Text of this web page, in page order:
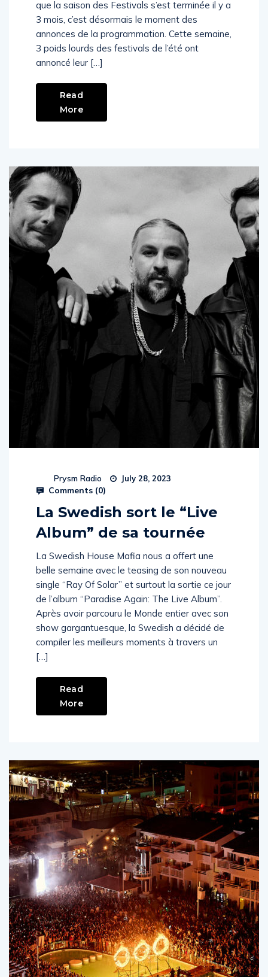
que la saison des Festivals s’est terminée il y a
3 mois, c’est désormais le moment des
annonces de la programmation. Cette semaine,
3 poids lourds des festivals de l’été ont
annoncé leur […]
Read
More
Prysm Radio July 28, 2023
Comments (0)
La Swedish sort le “Live
Album” de sa tournée
La Swedish House Mafia nous a offert une
belle semaine avec le teasing de son nouveau
single “Ray Of Solar” et surtout la sortie ce jour
de l’album “Paradise Again: The Live Album”.
Après avoir parcouru le Monde entier avec son
show gargantuesque, la Swedish a décidé de
compiler les meilleurs moments à travers un
[…]
Read
More